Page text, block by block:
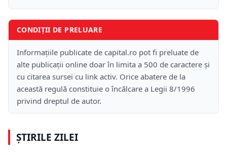
CONDIȚII DE PRELUARE
Informațiile publicate de capital.ro pot fi preluate de
alte publicații online doar în limita a 500 de caractere și
cu citarea sursei cu link activ. Orice abatere de la
această regulă constituie o încălcare a Legii 8/1996
privind dreptul de autor.
ȘTIRILE ZILEI